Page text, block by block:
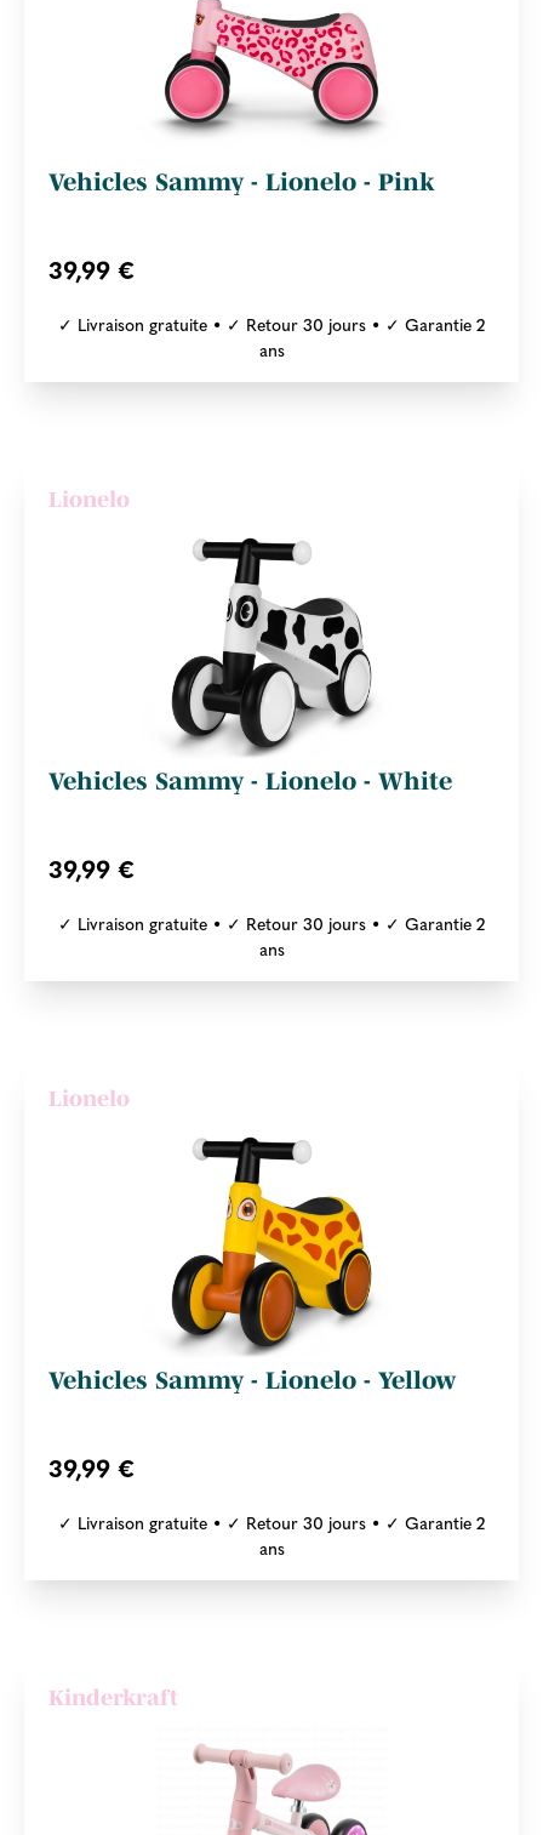
Vehicles Sammy - Lionelo - Pink
39,99 €
✓ Livraison gratuite • ✓ Retour 30 jours • ✓ Garantie 2
ans
Lionelo
Vehicles Sammy - Lionelo - White
39,99 €
✓ Livraison gratuite • ✓ Retour 30 jours • ✓ Garantie 2
ans
Lionelo
Vehicles Sammy - Lionelo - Yellow
39,99 €
✓ Livraison gratuite • ✓ Retour 30 jours • ✓ Garantie 2
ans
Kinderkraft